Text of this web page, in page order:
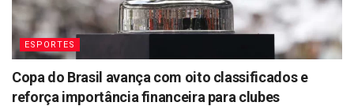
ESPORTES
Copa do Brasil avança com oito classificados e
reforça importância financeira para clubes